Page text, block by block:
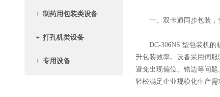
+ 制药用包装类设备
+ 打孔机类设备
+ 专用设备
一、双卡通同步包装，
DC-306NS 型包装机的
升包装效率。设备采用伺
避免出现偏位、错边等问
轻松满足企业规模化生产